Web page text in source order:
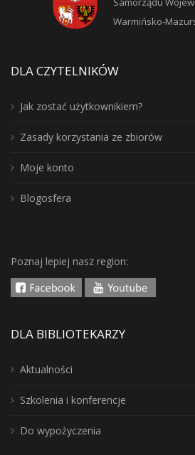
Warmińsko-
DLA CZYTELNIKÓW
Jak zostać użytkownikiem?
Zasady korzystania ze zbiorów
Moje konto
Blogosfera
Poznaj lepiej nasz region:
DLA BIBLIOTEKARZY
Aktualności
Szkolenia i konferencje
Do wypożyczenia